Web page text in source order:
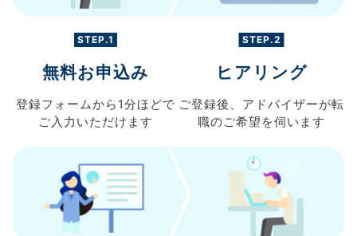
STEP.1
無料お申込み
登録フォームから 1分ほどで
ご入力 いただけます
STEP.2
ヒアリング
ご登録後、 アドバイザーが転
職のご希望を伺います